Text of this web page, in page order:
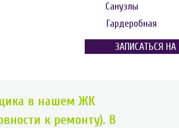
Визуализация.
Санузлы
ЗАПИСАТЬСЯ
в нашем ЖК
к ремонту). В